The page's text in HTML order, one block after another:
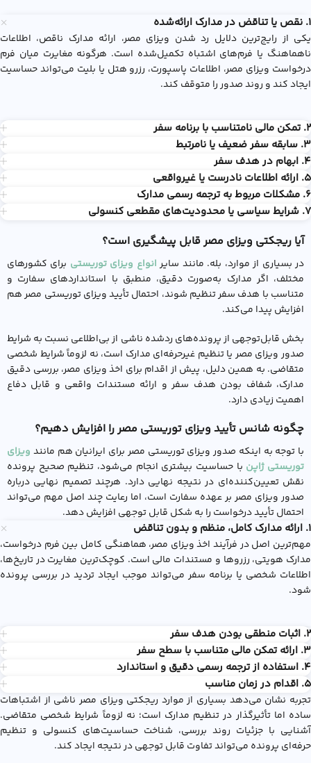
۱. نقص یا تناقض در مدارک ارائه‌شده
یکی از رایج‌ترین دلایل رد شدن ویزای مصر، ارائه مدارک ناقص، اطلاعات
ناهماهنگ یا فرم‌های اشتباه تکمیل‌شده است. هرگونه مغایرت میان فرم
درخواست ویزای مصر، اطلاعات پاسپورت، رزرو هتل یا بلیت می‌تواند حساسیت
ایجاد کند و روند صدور را متوقف کند.
۲. تمکن مالی نامتناسب با برنامه سفر
۳. سابقه سفر ضعیف یا نامرتبط
۴. ابهام در هدف سفر
۵. ارائه اطلاعات نادرست یا غیرواقعی
۶. مشکلات مربوط به ترجمه رسمی مدارک
۷. شرایط سیاسی یا محدودیت‌های مقطعی کنسولی
آیا ریجکتی ویزای مصر قابل پیشگیری است؟
در بسیاری از موارد، بله. مانند سایر انواع ویزای توریستی برای کشورهای
مختلف، اگر مدارک به‌صورت دقیق، منطبق با استانداردهای سفارت و
متناسب با هدف سفر تنظیم شوند، احتمال تأیید ویزای توریستی مصر هم
افزایش پیدا می‌کند.
بخش قابل‌توجهی از پرونده‌های ردشده ناشی از بی‌اطلاعی نسبت به شرایط
صدور ویزای مصر یا تنظیم غیرحرفه‌ای مدارک است، نه لزوماً شرایط شخصی
متقاضی. به همین دلیل، پیش از اقدام برای اخذ ویزای مصر، بررسی دقیق
مدارک، شفاف بودن هدف سفر و ارائه مستندات واقعی و قابل دفاع
اهمیت زیادی دارد.
چگونه شانس تأیید ویزای توریستی مصر را افزایش دهیم؟
با توجه به اینکه صدور ویزای توریستی مصر برای ایرانیان هم مانند ویزای
توریستی ژاپن با حساسیت بیشتری انجام می‌شود، تنظیم صحیح پرونده
نقش تعیین‌کننده‌ای در نتیجه نهایی دارد. هرچند تصمیم نهایی درباره
صدور ویزای مصر بر عهده سفارت است، اما رعایت چند اصل مهم می‌تواند
احتمال تأیید درخواست را به شکل قابل توجهی افزایش دهد.
۱. ارائه مدارک کامل، منظم و بدون تناقض
مهم‌ترین اصل در فرآیند اخذ ویزای مصر، هماهنگی کامل بین فرم درخواست،
مدارک هویتی، رزروها و مستندات مالی است. کوچک‌ترین مغایرت در تاریخ‌ها،
اطلاعات شخصی یا برنامه سفر می‌تواند موجب ایجاد تردید در بررسی پرونده
شود.
۲. اثبات منطقی بودن هدف سفر
۳. ارائه تمکن مالی متناسب با سطح سفر
۴. استفاده از ترجمه رسمی دقیق و استاندارد
۵. اقدام در زمان مناسب
تجربه نشان می‌دهد بسیاری از موارد ریجکتی ویزای مصر ناشی از اشتباهات
ساده اما تأثیرگذار در تنظیم مدارک است؛ نه لزوماً شرایط شخصی متقاضی.
آشنایی با جزئیات روند بررسی، شناخت حساسیت‌های کنسولی و تنظیم
حرفه‌ای پرونده می‌تواند تفاوت قابل توجهی در نتیجه ایجاد کند.